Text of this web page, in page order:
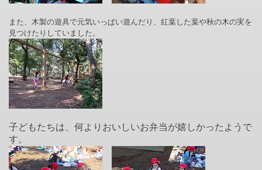
また、木製の遊具で元気いっぱい遊んだり、紅葉した葉や秋の木の実を
見つけたりしていました。
子どもたちは、何よりおいしいお弁当が嬉しかったようで
す。